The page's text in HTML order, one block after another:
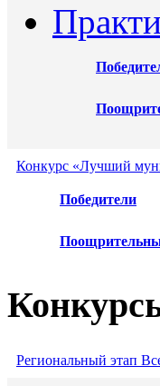
Конкурс «Лучший
Победители
Региональный этап